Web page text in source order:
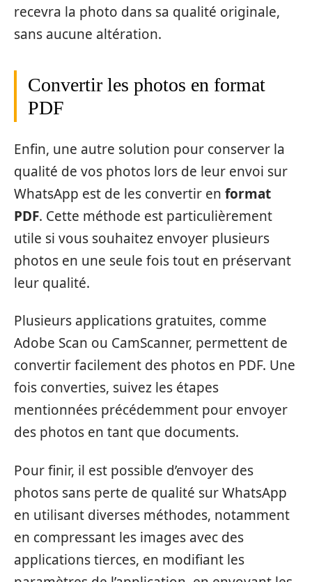
recevra la photo dans sa qualité originale,
sans aucune altération.
Convertir les photos en format
PDF
Enfin, une autre solution pour conserver la
qualité de vos photos lors de leur envoi sur
WhatsApp est de les convertir en format
PDF. Cette méthode est particulièrement
utile si vous souhaitez envoyer plusieurs
photos en une seule fois tout en préservant
leur qualité.
Plusieurs applications gratuites, comme
Adobe Scan ou CamScanner, permettent de
convertir facilement des photos en PDF. Une
fois converties, suivez les étapes
mentionnées précédemment pour envoyer
des photos en tant que documents.
Pour finir, il est possible d’envoyer des
photos sans perte de qualité sur WhatsApp
en utilisant diverses méthodes, notamment
en compressant les images avec des
applications tierces, en modifiant les